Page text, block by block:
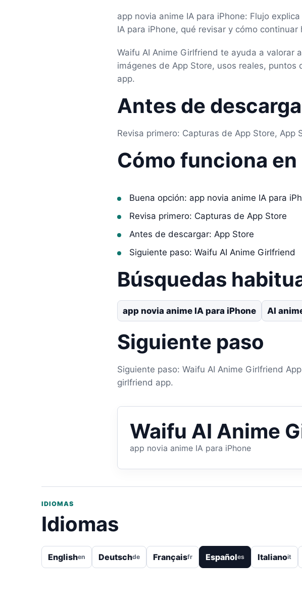
app novia anime IA para iPhone: Flujo
IA para iPhone, qué revisar y cómo continuar
Waifu AI Anime Girlfriend te ayuda a valorar
imágenes de App Store, usos reales,
app.
Antes de
Revisa primero: Capturas de App Store,
Cómo funciona en
Buena opción: app novia anime IA para
Revisa primero: Capturas de App Store
Antes de descargar: App Store
Siguiente paso: Waifu AI Anime Girlfriend
Búsquedas
app novia anime IA para iPhone AI
Siguiente paso
Siguiente paso: Waifu AI Anime Girlfriend
girlfriend app.
Waifu AI Anime
app novia anime IA para iPhone
IDIOMAS
Idiomas
Englishen Deutschde Françaisfr Españoles Italianoit